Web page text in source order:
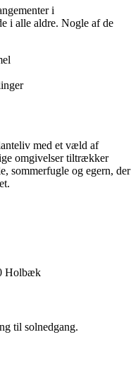
i
i alle aldre. Nogle af de
med et væld af
omgivelser tiltrækker
sommerfugle og egern, der
Holbæk
til solnedgang.